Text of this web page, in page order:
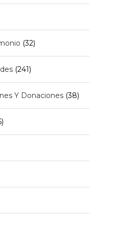
(32)
(241)
Y Donaciones (38)